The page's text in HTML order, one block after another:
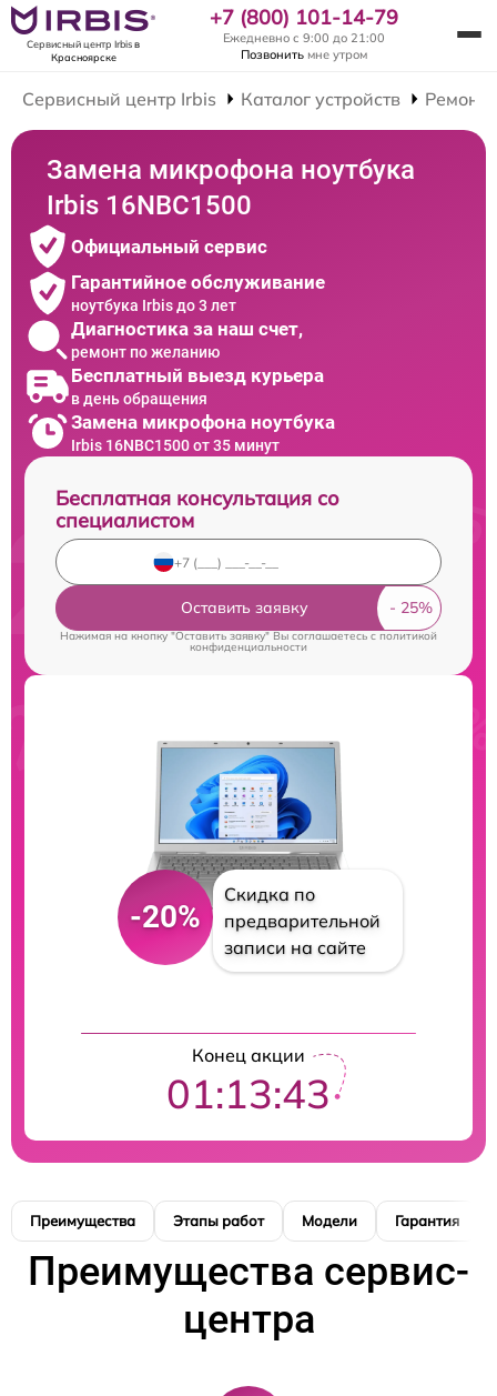
Сервисный центр Irbisв
Красноярске
+7 (800) 101-14-79
Ежедневно с 9:00 до 21:00
Позвонить мне утром
Сервисный центр Irbis Каталог устройств Ремонт
Замена микрофона ноутбука
Irbis 16NBC1500
Официальный сервис
Гарантийное обслуживание
ноутбука Irbis до 3 лет
Диагностика за наш счет,
ремонт по желанию
Бесплатный выезд курьера
в день обращения
Замена микрофона ноутбука
Irbis 16NBC1500 от 35 минут
Бесплатная консультация со
специалистом
Оставить заявку
Нажимая на кнопку "Оставить заявку" Вы соглашаетесь c политикой
конфиденциальности
-20%
Скидка по
предварительной
записи на сайте
Конец акции
01:13:42
Преимущества Этапы работ Модели Гарантия
Преимущества сервис-
центра